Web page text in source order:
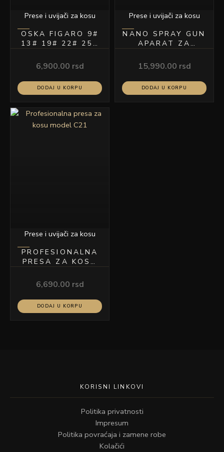
Prese i uvijači za kosu
OSKA FIGARO 9#
13# 19# 22# 25#
6,900.00 rsd
DODAJ U KORPU
Prese i uvijači za kosu
NANO SPRAY GUN
APARAT ZA
I SKALPA
15,990.00 rsd
DODAJ U KORPU
Prese i uvijači za kosu
PROFESIONALNA
PRESA ZA KOSU
6,690.00 rsd
DODAJ U KORPU
KORISNI LINKOVI
Politika privatnosti
Impresum
Politika povraćaja i zamene robe
Kolačići